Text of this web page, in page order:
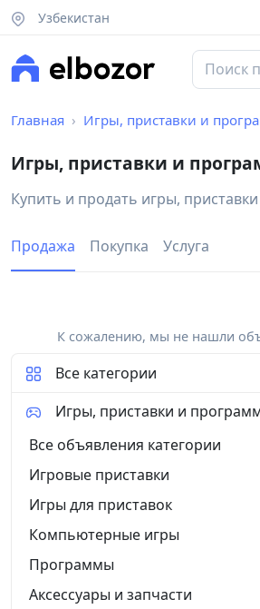
Узбекистан
Главная Игры, приставки и
Игры, приставки и
Купить и продать игры, приставки
Продажа Покупка Услуга
К сожалению, мы не нашли
Все категории
Игры, приставки и
Все объявления категории
Игровые приставки
Игры для приставок
Компьютерные игры
Программы
Аксессуары и запчасти